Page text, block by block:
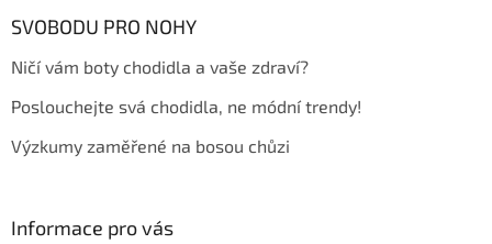
SVOBODU PRO NOHY
Ničí vám boty chodidla a vaše zdraví?
Poslouchejte svá chodidla, ne módní trendy!
Výzkumy zaměřené na bosou chůzi
Informace pro vás